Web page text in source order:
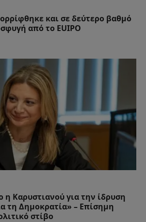
και σε δεύτερο βαθμό
από το EUIPO
η Καρυστιανού για την ίδρυση
τη Δημοκρατία» – Επίσημη
στίβο